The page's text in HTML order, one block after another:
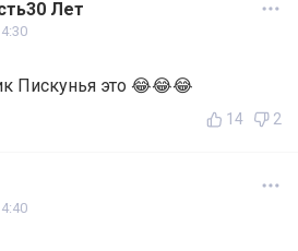
Лет
Пискунья это 😂😂😂
14 2